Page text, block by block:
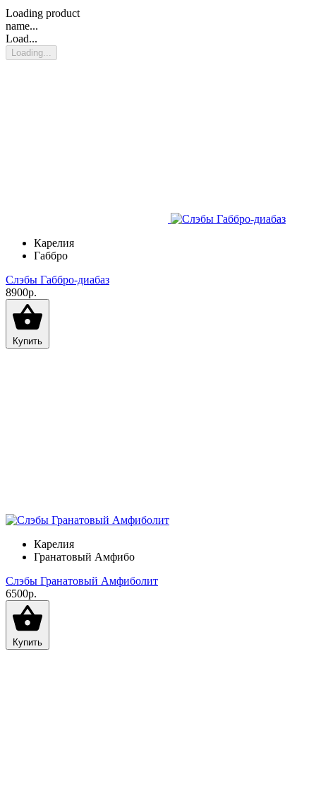
Loading product
name...
Load...
Loading...
Карелия
Габбро
Слэбы Габбро-диабаз
8900р.
Купить
Карелия
Гранатовый Амфибо
Слэбы Гранатовый Амфиболит
6500р.
Купить